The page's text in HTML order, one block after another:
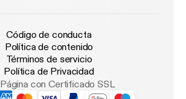
Código de conducta
Política de contenido
Términos de servicio
Política de Privacidad
Página con Certificado SSL